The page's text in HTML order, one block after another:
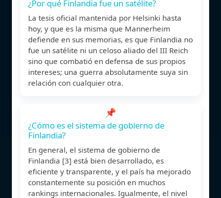
¿Por qué Finlandia fue un satélite?
La tesis oficial mantenida por Helsinki hasta
hoy, y que es la misma que Mannerheim
defiende en sus memorias, es que Finlandia no
fue un satélite ni un celoso aliado del III Reich
sino que combatió en defensa de sus propios
intereses; una guerra absolutamente suya sin
relación con cualquier otra.
📌
¿Cómo es el sistema de gobierno de
Finlandia?
En general, el sistema de gobierno de
Finlandia [3] está bien desarrollado, es
eficiente y transparente, y el país ha mejorado
constantemente su posición en muchos
rankings internacionales. Igualmente, el nivel